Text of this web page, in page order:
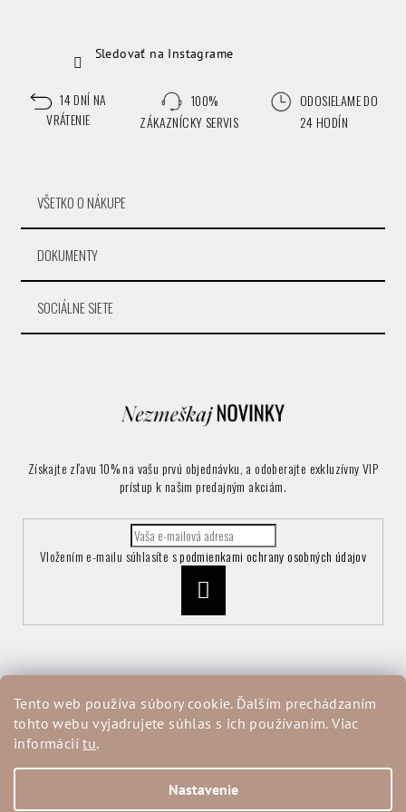
Tento web používa súbory cookie. Ďalším prechádzaním
tohto webu vyjadrujete súhlas s ich používaním. Viac
informáciítu.
Nastavenie
Sledovať na Instagrame
14 DNÍ NA
VRÁTENIE
100%
ZÁKAZNÍCKY SERVIS
ODOSIELAME DO
24 HODÍN
VŠETKO O NÁKUPE
DOKUMENTY
SOCIÁLNE SIETE
Získajte zľavu 10% na vašu prvú objednávku, a odoberajte exkluzívny VIP
prístup k našim predajným akciám.
Vložením e-mailu súhlasíte spodmienkami ochrany osobných údajov
Vrátenie a reklamácia tovaru
Obchodné podmienky
Podmienky ochrany osobných údajov